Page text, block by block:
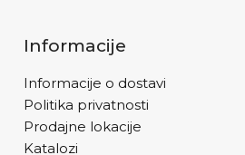
Informacije
Informacije o dostavi
Politika privatnosti
Prodajne lokacije
Katalozi